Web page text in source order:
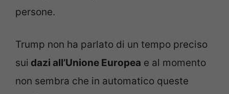
persone.
Trump non ha parlato di un tempo preciso
sui dazi all’Unione Europea e al momento
non sembra che in automatico queste